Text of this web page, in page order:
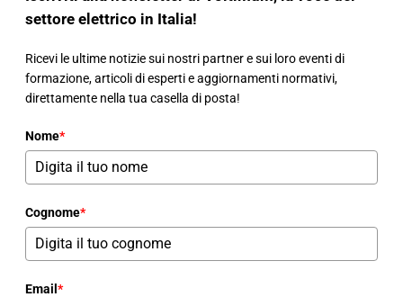
settore elettrico in Italia!
Ricevi le ultime notizie sui nostri partner e sui loro eventi di
formazione, articoli di esperti e aggiornamenti normativi,
direttamente nella tua casella di posta!
Nome*
Cognome*
Email *